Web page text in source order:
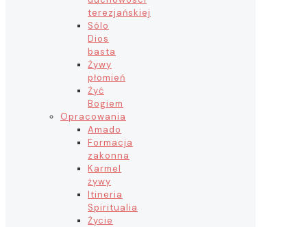
terezjańskiej
Sólo
Dios
basta
Żywy
płomień
Żyć
Bogiem
Opracowania
Amado
Formacja
zakonna
Karmel
żywy
Itineria
Spiritualia
Życie